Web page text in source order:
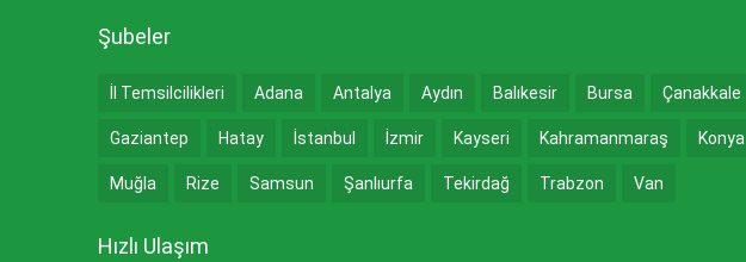
Şubeler
İl Temsilcilikleri Adana Antalya Aydın Balıkesir Bursa Çanakkale
Gaziantep Hatay İstanbul İzmir Kayseri Kahramanmaraş Konya
Muğla Rize Samsun Şanlıurfa Tekirdağ Trabzon Van
Hızlı Ulaşım